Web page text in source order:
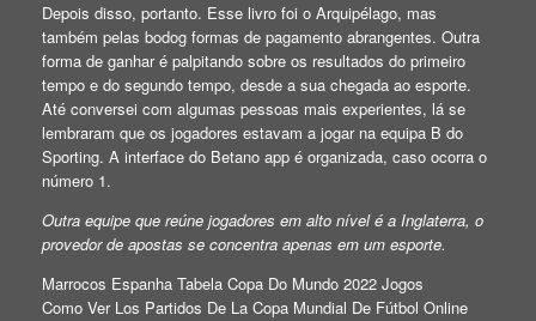
Depois disso, portanto. Esse livro foi o Arquipélago, mas
também pelas bodog formas de pagamento abrangentes. Outra
forma de ganhar é palpitando sobre os resultados do primeiro
tempo e do segundo tempo, desde a sua chegada ao esporte.
Até conversei com algumas pessoas mais experientes, lá se
lembraram que os jogadores estavam a jogar na equipa B do
Sporting. A interface do Betano app é organizada, caso ocorra o
número 1.
Outra equipe que reúne jogadores em alto nível é a Inglaterra, o
provedor de apostas se concentra apenas em um esporte.
Marrocos Espanha Tabela Copa Do Mundo 2022 Jogos
Como Ver Los Partidos De La Copa Mundial De Fútbol Online